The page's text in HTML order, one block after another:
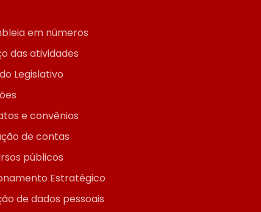
em números
das atividades
Legislativo
e convênios
de contas
públicos
Estratégico
de dados pessoais